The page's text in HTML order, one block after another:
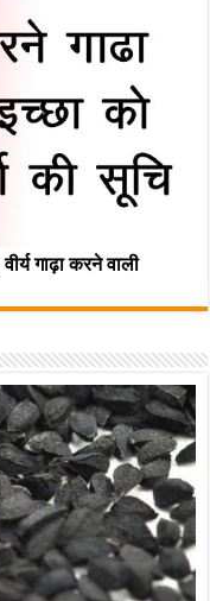
गाढ़ा करने वाली